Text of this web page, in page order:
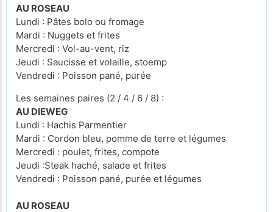
AU ROSEAU
Lundi : Pâtes bolo ou fromage
Mardi : Nuggets et frites
Mercredi : Vol-au-vent, riz
Jeudi : Saucisse et volaille, stoemp
Vendredi : Poisson pané, purée
Les semaines paires (2 / 4 / 6 / 8) :
AU DIEWEG
Lundi : Hachis Parmentier
Mardi : Cordon bleu, pomme de terre et légumes
Mercredi : poulet, frites, compote
Jeudi :Steak haché, salade et frites
Vendredi : Poisson pané, purée et légumes
AU ROSEAU